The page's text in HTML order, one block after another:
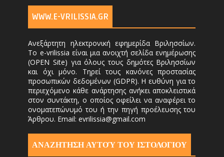
WWW.E-VRILISSIA.GR
Ανεξάρτητη ηλεκτρονική εφημερίδα Βριλησσίων.
Το e-vrilissia είναι μια ανοιχτή σελίδα ενημέρωσης
(OPEN Site) για όλους τους δημότες Βριλησσίων
και όχι μόνο. Τηρεί τους κανόνες προστασίας
προσωπικών δεδομένων (GDPR). Η ευθύνη για το
περιεχόμενο κάθε ανάρτησης ανήκει αποκλειστικά
στον συντάκτη, ο οποίος οφείλει να αναφέρει το
ονοματεπώνυμό του ή την πηγή προέλευσης του
Άρθρου. Email: evrilissia@gmail.com
ΑΝΑΖΗΤΗΣΗ ΑΥΤΟΎ ΤΟΥ ΙΣΤΟΛΟΓΙΟΥ